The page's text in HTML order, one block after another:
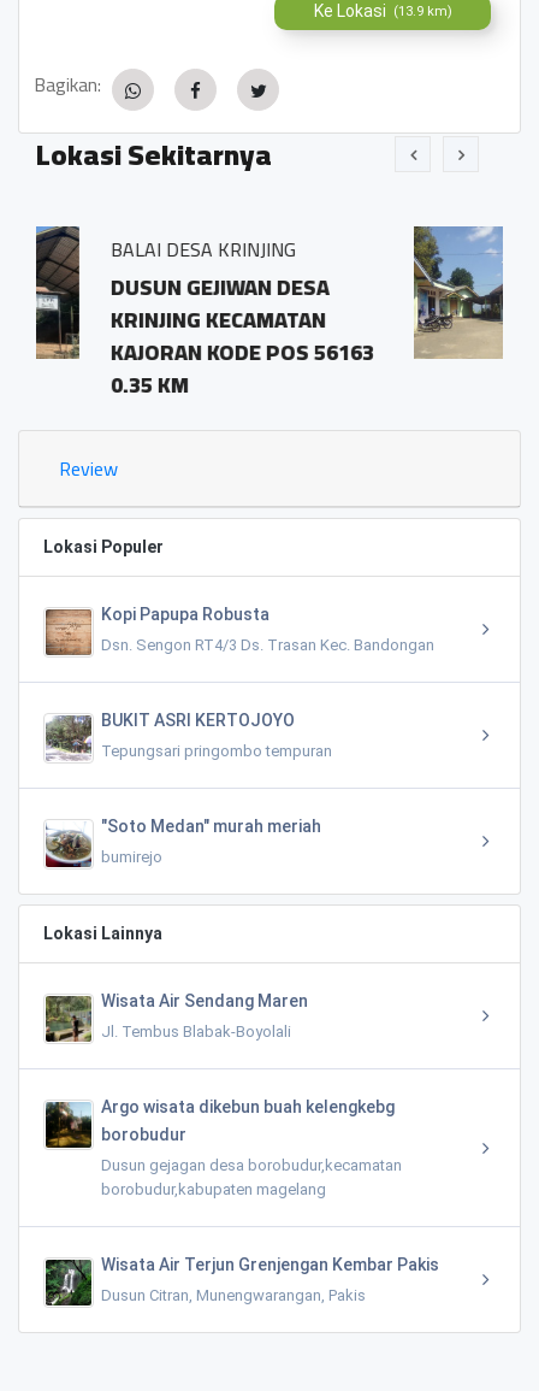
Ke Lokasi (13.9 km)
Bagikan:
Lokasi Sekitarnya
DESA
POS 56163
BALAI DESA
Sidosari Rt/Rw 01/
pringombo
magelang.56161
Review
Lokasi Populer
Kopi Papupa Robusta
Dsn. Sengon RT4/3 Ds. Trasan Kec. Bandongan
BUKIT ASRI KERTOJOYO
Tepungsari pringombo tempuran
"Soto Medan" murah meriah
bumirejo
Lokasi Lainnya
Wisata Air Sendang Maren
Jl. Tembus Blabak-Boyolali
Argo wisata dikebun buah kelengkebg
borobudur
Dusun gejagan desa borobudur,kecamatan
borobudur,kabupaten magelang
Wisata Air Terjun Grenjengan Kembar Pakis
Dusun Citran, Munengwarangan, Pakis